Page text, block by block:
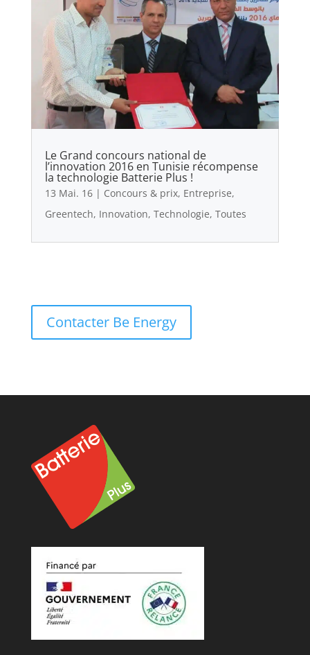
Le Grand concours national de
l’innovation 2016 en Tunisie récompense
la technologie Batterie Plus !
13 Mai. 16| Concours & prix, Entreprise,
Greentech, Innovation, Technologie, Toutes
Contacter Be Energy